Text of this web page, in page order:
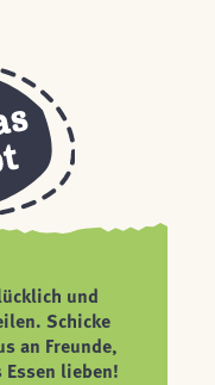
und
Schicke
an Freunde,
lieben!